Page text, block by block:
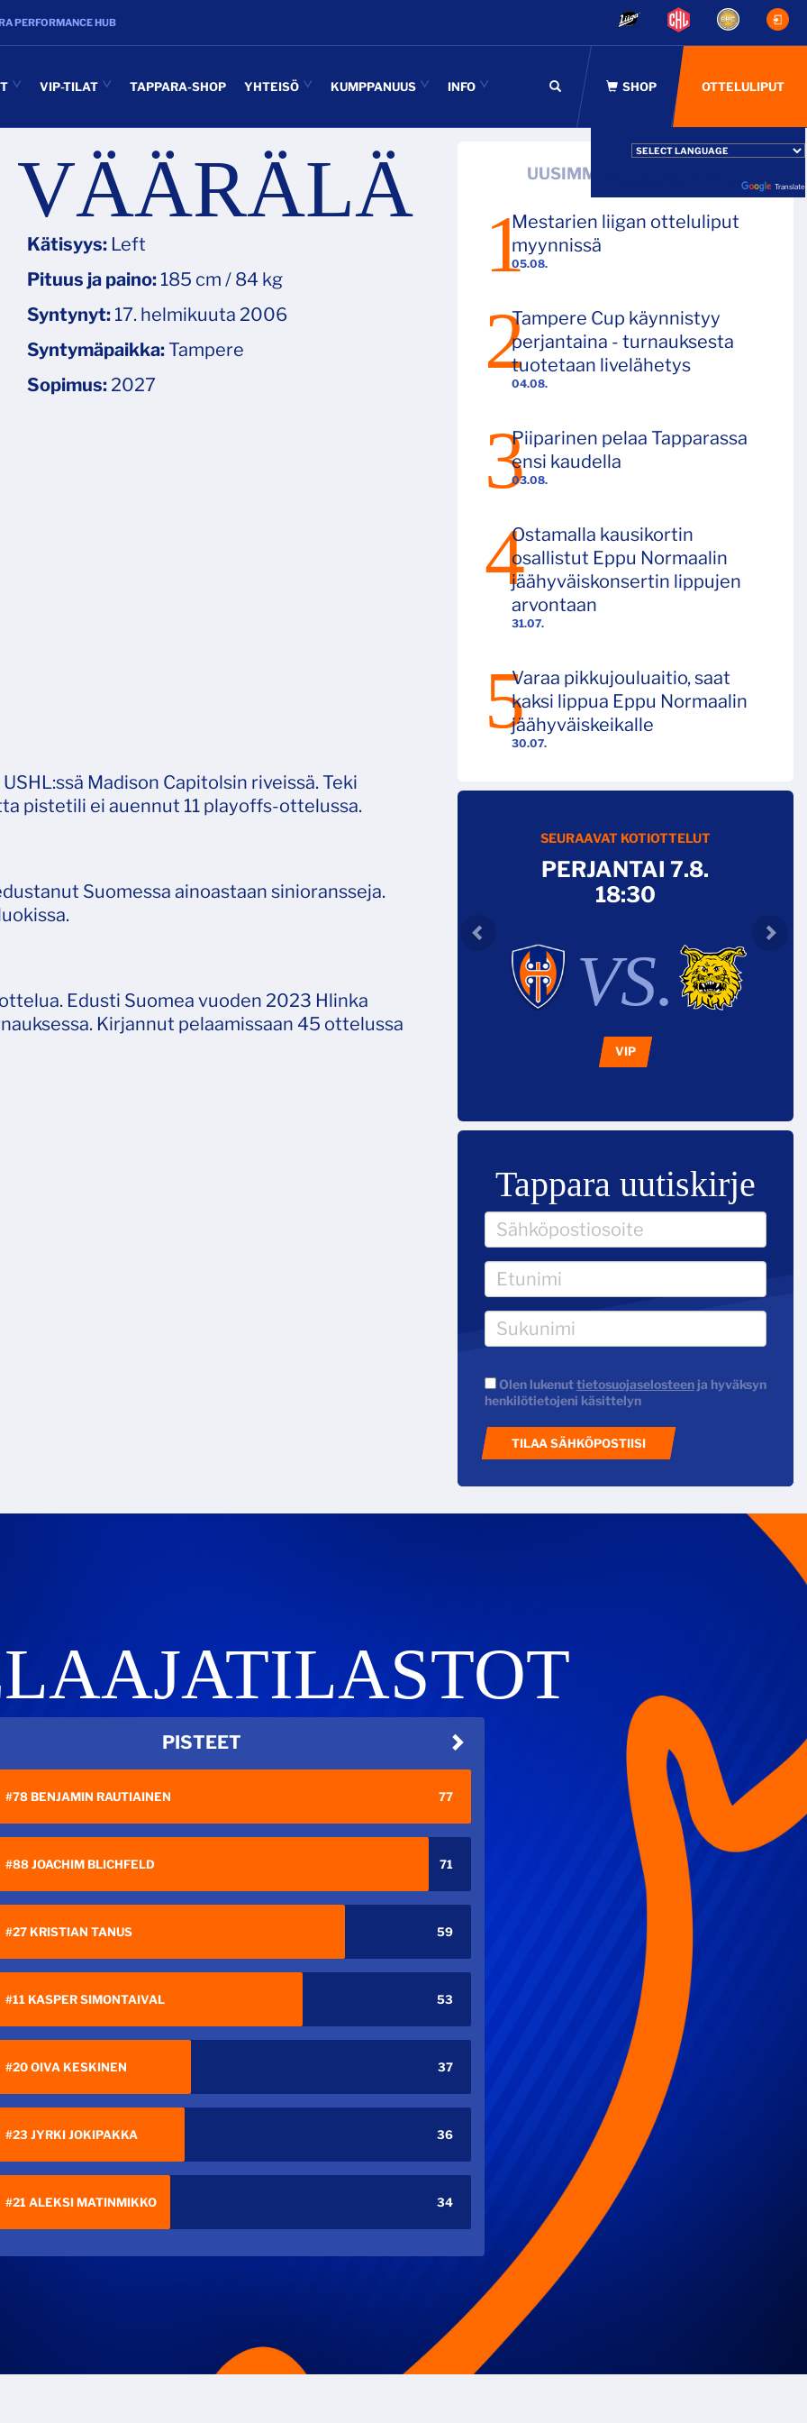
PERFORMANCE HUB
OTTELULIPUT
Translate
VIP-TILAT TAPPARA-SHOP YHTEISÖ KUMPPANUUS INFO
VÄÄRÄLÄ
Kätisyys:Left
Pituus ja paino:185 cm / 84 kg
Syntynyt:17. helmikuuta 2006
Syntymäpaikka:Tampere
Sopimus:2027
Madison Capitolsin riveissä. Teki
pistetili ei auennut 11 playoffs-ottelussa.
Suomessa ainoastaan sinioransseja.
Edusti Suomea vuoden 2023 Hlinka
Kirjannut pelaamissaan 45 ottelussa
UUSIMMAT ARTIKKELIT
05.08.
Mestarien liigan otteluliput
myynnissä
04.08.
Tampere Cup käynnistyy
perjantaina - turnauksesta
tuotetaan livelähetys
03.08.
Piiparinen pelaa Tapparassa
ensi kaudella
31.07.
Ostamalla kausikortin
osallistut Eppu Normaalin
jäähyväiskonsertin lippujen
arvontaan
30.07.
Varaa pikkujouluaitio, saat
kaksi lippua Eppu Normaalin
jäähyväiskeikalle
SEURAAVAT KOTIOTTELUT
PERJANTAI 7.8.
18:30
VS.
VIP
Tappara uutiskirje
Olen lukenuttietosuojaselosteenja hyväksyn
henkilötietojeni käsittelyn
TILAA SÄHKÖPOSTIISI
PISTEET
#78 BENJAMIN RAUTIAINEN 77
#88 JOACHIM BLICHFELD 71
#27 KRISTIAN TANUS 59
#11 KASPER SIMONTAIVAL 53
#20 OIVA KESKINEN 37
#23 JYRKI JOKIPAKKA 36
#21 ALEKSI MATINMIKKO 34